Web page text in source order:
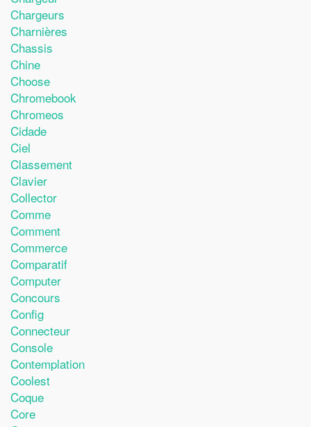
Chargeurs
Charnières
Chassis
Chine
Choose
Chromebook
Chromeos
Cidade
Ciel
Classement
Clavier
Collector
Comme
Comment
Commerce
Comparatif
Computer
Concours
Config
Connecteur
Console
Contemplation
Coolest
Coque
Core